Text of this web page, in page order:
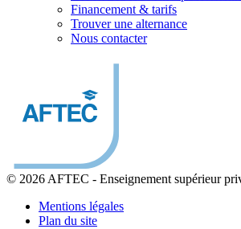
Financement & tarifs
Trouver une alternance
Nous contacter
© 2026 AFTEC - Enseignement supérieur
Mentions légales
Plan du site